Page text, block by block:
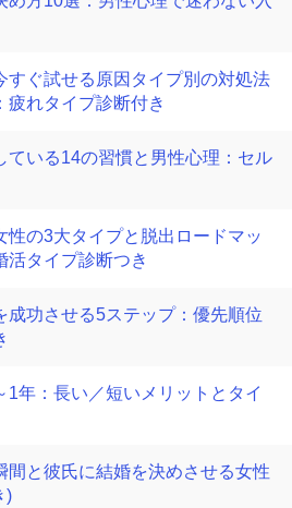
すぐ試せる原因タイプ別の対処法
疲れタイプ診断付き
ている14の習慣と男性心理：セル
性の3大タイプと脱出ロードマッ
活タイプ診断つき
成功させる5ステップ：優先順位
年：長い／短いメリットとタイ
間と彼氏に結婚を決めさせる女性
)